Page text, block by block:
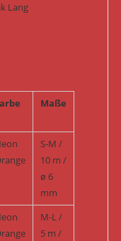
Lang
Maße
S-M /
10 m /
ø 6
mm
M-L /
5 m /